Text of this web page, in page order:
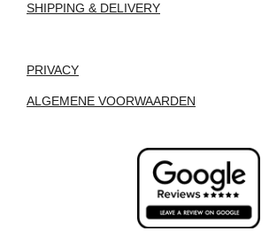
SHIPPING & DELIVERY
PRIVACY
ALGEMENE VOORWAARDEN